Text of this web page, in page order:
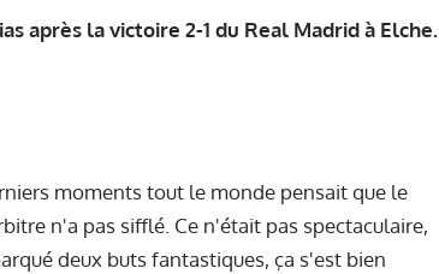
après la victoire 2-1 du Real Madrid à Elche.
moments tout le monde pensait que le
n'a pas sifflé. Ce n'était pas spectaculaire,
deux buts fantastiques, ça s'est bien